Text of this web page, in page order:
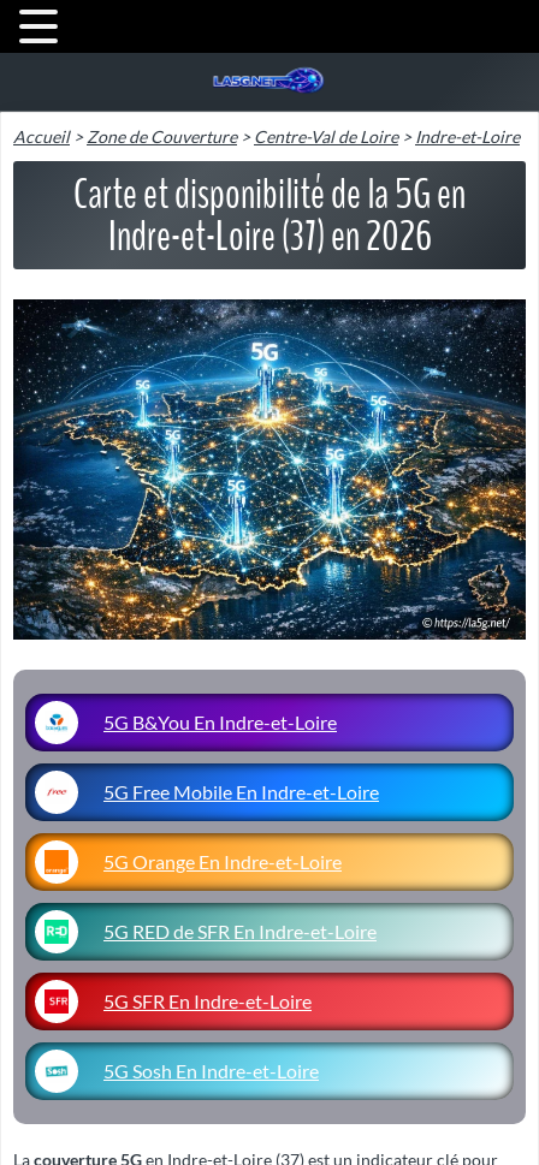
Accueil>Zone de Couverture>Centre-Val de Loire>Indre-et-Loire
Carte et disponibilité de la 5G en
Indre-et-Loire (37) en 2026
5G B&You En Indre-et-Loire
5G Free Mobile En Indre-et-Loire
5G Orange En Indre-et-Loire
5G RED de SFR En Indre-et-Loire
5G SFR En Indre-et-Loire
5G Sosh En Indre-et-Loire
Lacouverture 5Gen Indre-et-Loire (37) est un indicateur clé pour